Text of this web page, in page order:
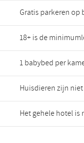
Gratis parkeren op
18+ is de
1 babybed per
Huisdieren zijn
Het gehele hotel is